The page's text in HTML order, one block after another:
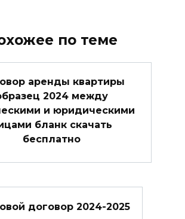
по теме
аренды квартиры
2024 между
и юридическими
бланк скачать
бесплатно
договор 2024-2025